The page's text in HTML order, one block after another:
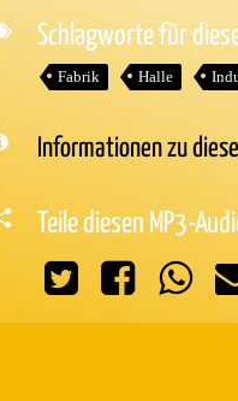
Schlagworte für
Fabrik Halle
Informationen zu
Teile diesen MP3-